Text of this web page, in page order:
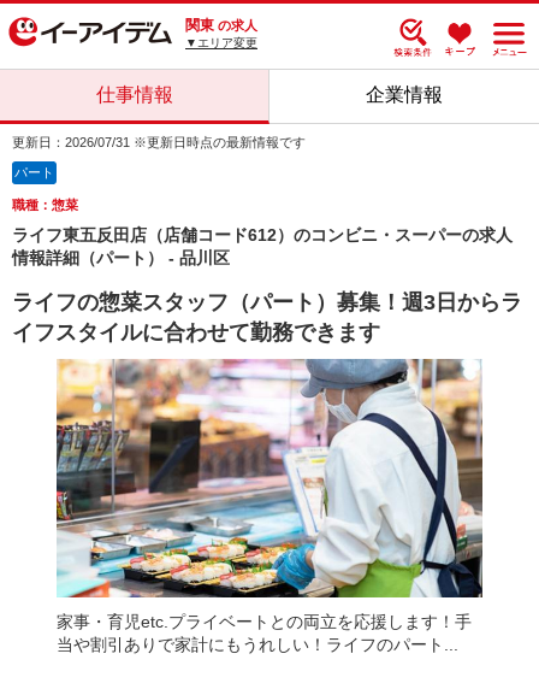
関東 の求人
▼エリア変更
仕事情報 企業情報
更新日：2026/07/31 ※更新日時点の最新情報です
パート
職種：惣菜
ライフ東五反田店（店舗コード612）のコンビニ・スーパーの求人
情報詳細（パート） - 品川区
ライフの惣菜スタッフ（パート）募集！週3日からラ
イフスタイルに合わせて勤務できます
家事・育児etc.プライベートとの両立を応援します！手
当や割引ありで家計にもうれしい！ライフのパート...